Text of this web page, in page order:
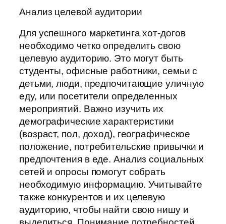
Анализ целевой аудитории
Для успешного маркетинга хот-догов
необходимо четко определить свою
целевую аудиторию. Это могут быть
студенты, офисные работники, семьи с
детьми, люди, предпочитающие уличную
еду, или посетители определенных
мероприятий. Важно изучить их
демографические характеристики
(возраст, пол, доход), географическое
положение, потребительские привычки и
предпочтения в еде. Анализ социальных
сетей и опросы помогут собрать
необходимую информацию. Учитывайте
также конкурентов и их целевую
аудиторию, чтобы найти свою нишу и